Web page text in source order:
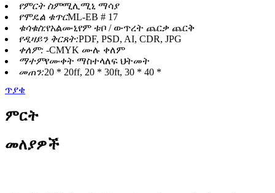
የምርት ስምሚሊሚኒ ማሳያ
የሞዴል ቁጥርML-EB # 17
ቁሳቁስ:የአልሙኒየም ቱቦ / ውጥረት ጨርቃ ጨርቅ
የዲዛይን ቅርጸት:PDF, PSD, AI, CDR, JPG
ቀለም: -CMYK ሙሉ ቀለም
ማተምየሙቀት ማስተላለፍ ህትመት
መጠን:20 * 20ff, 20 * 30ft, 30 * 40 *
ጥያቄ
ምርት
መለያዎች